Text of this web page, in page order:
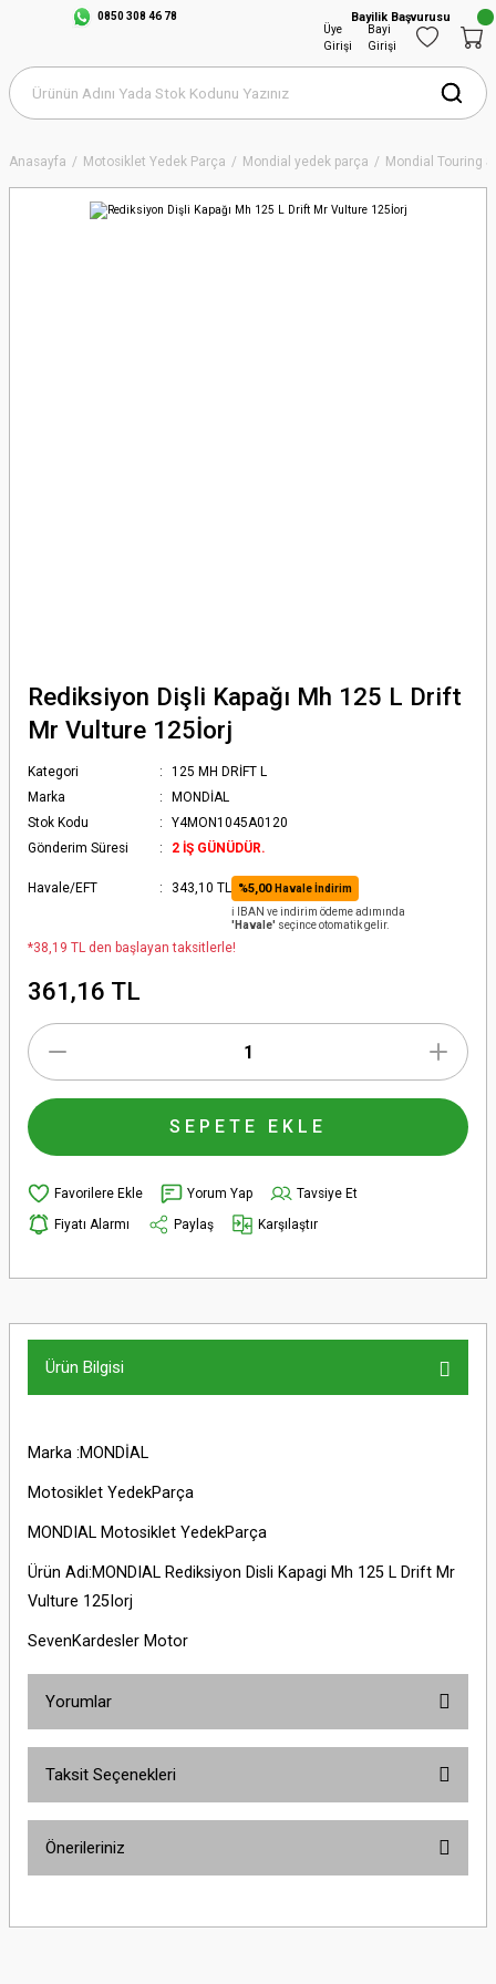
Üye
Girişi
Bayi
Girişi
Anasayfa Motosiklet Yedek Parça Mondial yedek parça Mondial Touring
Rediksiyon Dişli Kapağı Mh 125 L Drift
Mr Vulture 125İorj
Kategori
125 MH DRİFT L
Marka
MONDİAL
Stok Kodu
Y4MON1045A0120
Gönderim Süresi
2 İŞ GÜNÜDÜR.
Havale/EFT 343,10 TL %5,00 Havale İndirim
ℹ️ IBAN ve indirim ödeme adımında
'Havale' seçince otomatik gelir.
*38,19 TL den başlayan taksitlerle!
361,16 TL
SEPETE EKLE
Yorum Yap
Tavsiye Et
Fiyatı Alarmı
Paylaş Karşılaştır
Ürün Bilgisi
Marka :MONDİAL
Motosiklet YedekParça
MONDIAL Motosiklet YedekParça
Ürün Adi:MONDIAL Rediksiyon Disli Kapagi Mh 125 L Drift Mr
Vulture 125Iorj
SevenKardesler Motor
Yorumlar
Taksit Seçenekleri
Önerileriniz
yetersiz gördüğünüz noktaları öneri formunu kullanarak tarafımıza
0850 308 46 78 Bayilik Başvurusu